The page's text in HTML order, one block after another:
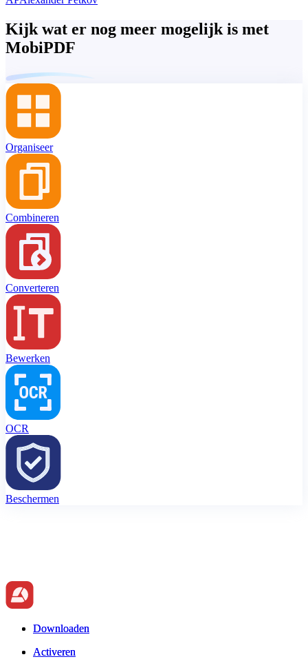
Kijk wat er nog meer mogelijk is met
MobiPDF
Organiseer
Combineren
Converteren
Bewerken
OCR
Beschermen
Downloaden
Activeren
Downloaden
Activeren